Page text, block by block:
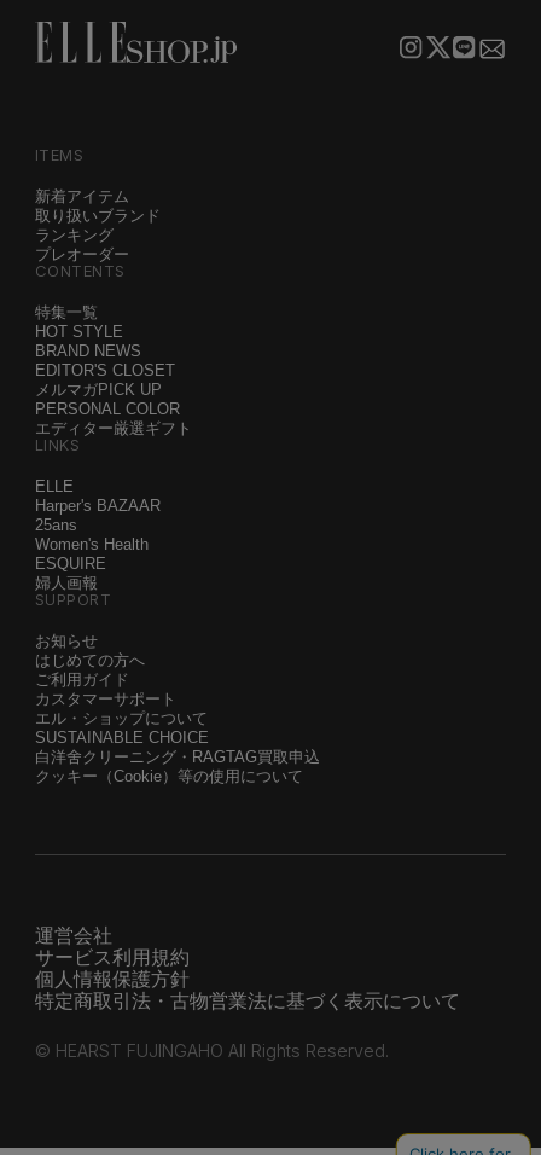
ITEMS
新着アイテム
取り扱いブランド
ランキング
プレオーダー
CONTENTS
特集一覧
HOT STYLE
BRAND NEWS
EDITOR'S CLOSET
メルマガPICK UP
PERSONAL COLOR
エディター厳選ギフト
LINKS
ELLE
Harper's BAZAAR
25ans
Women's Health
ESQUIRE
婦人画報
SUPPORT
お知らせ
はじめての方へ
ご利用ガイド
カスタマーサポート
エル・ショップについて
SUSTAINABLE CHOICE
白洋舍クリーニング・RAGTAG買取申込
クッキー（Cookie）等の使用について
運営会社
サービス利用規約
個人情報保護方針
特定商取引法・古物営業法に基づく表示について
© HEARST FUJINGAHO All Rights Reserved.